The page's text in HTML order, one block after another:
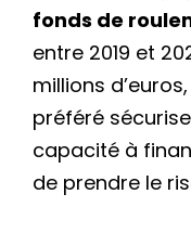
fonds de
entre 2019 et
millions
préféré
capacité à
de prendre le